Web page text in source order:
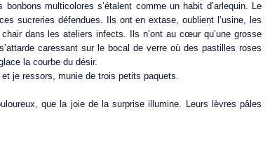
multicolores s’étalent comme un habit d’arlequin. Le
sucreries défendues. Ils ont en extase, oublient l’usine, les
dans les ateliers infects. Ils n’ont au cœur qu’une grosse
caressant sur le bocal de verre où des pastilles roses
la courbe du désir.
je ressors, munie de trois petits paquets.
que la joie de la surprise illumine. Leurs lèvres pâles